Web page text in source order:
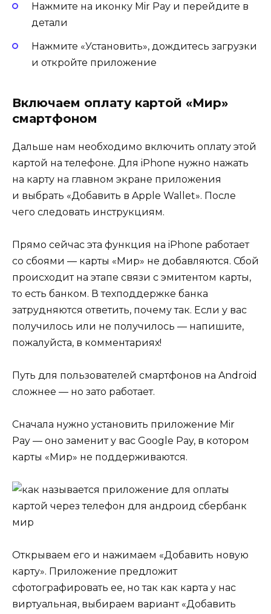
Нажмите на иконку Mir Pay и перейдите в
детали
Нажмите «Установить», дождитесь загрузки
и откройте приложение
Включаем оплату картой «Мир»
смартфоном
Дальше нам необходимо включить оплату этой
картой на телефоне. Для iPhone нужно нажать
на карту на главном экране приложения
и выбрать «Добавить в Apple Wallet». После
чего следовать инструкциям.
Прямо сейчас эта функция на iPhone работает
со сбоями — карты «Мир» не добавляются. Сбой
происходит на этапе связи с эмитентом карты,
то есть банком. В техподдержке банка
затрудняются ответить, почему так. Если у вас
получилось или не получилось — напишите,
пожалуйста, в комментариях!
Путь для пользователей смартфонов на Android
сложнее — но зато работает.
Сначала нужно установить приложение Mir
Pay — оно заменит у вас Google Pay, в котором
карты «Мир» не поддерживаются.
Открываем его и нажимаем «Добавить новую
карту». Приложение предложит
сфотографировать ее, но так как карта у нас
виртуальная, выбираем вариант «Добавить